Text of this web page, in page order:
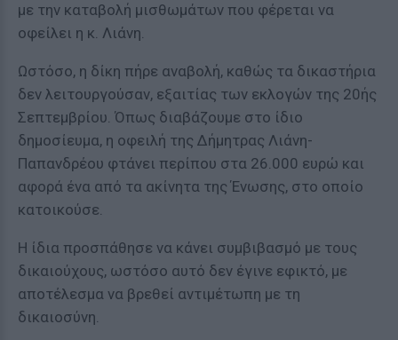
με την καταβολή μισθωμάτων που φέρεται να
οφείλει η κ. Λιάνη.
Ωστόσο, η δίκη πήρε αναβολή, καθώς τα δικαστήρια
δεν λειτουργούσαν, εξαιτίας των εκλογών της 20ής
Σεπτεμβρίου. Όπως διαβάζουμε στο ίδιο
δημοσίευμα, η οφειλή της Δήμητρας Λιάνη-
Παπανδρέου φτάνει περίπου στα 26.000 ευρώ και
αφορά ένα από τα ακίνητα της Ένωσης, στο οποίο
κατοικούσε.
Η ίδια προσπάθησε να κάνει συμβιβασμό με τους
δικαιούχους, ωστόσο αυτό δεν έγινε εφικτό, με
αποτέλεσμα να βρεθεί αντιμέτωπη με τη
δικαιοσύνη.